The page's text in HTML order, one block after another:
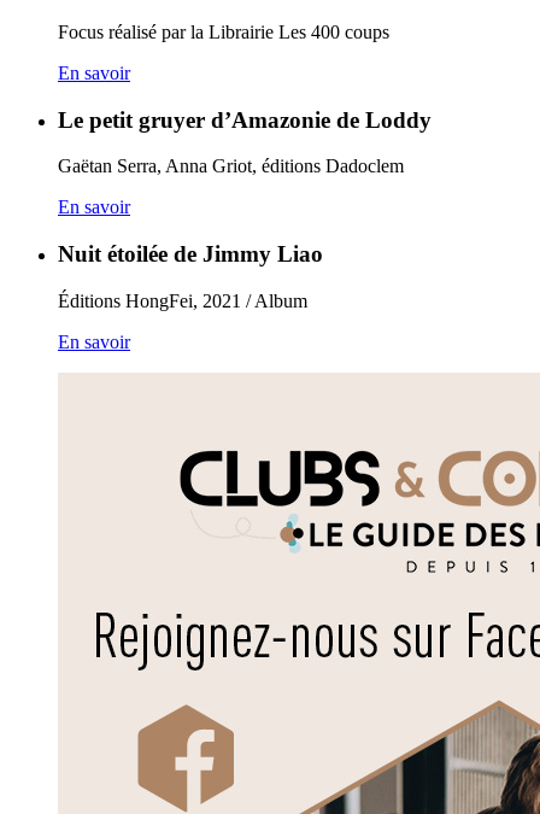
Focus réalisé par la Librairie Les 400 coups
En savoir
Le petit gruyer d’Amazonie de Loddy
Gaëtan Serra, Anna Griot, éditions Dadoclem
En savoir
Nuit étoilée de Jimmy Liao
Éditions HongFei, 2021 / Album
En savoir